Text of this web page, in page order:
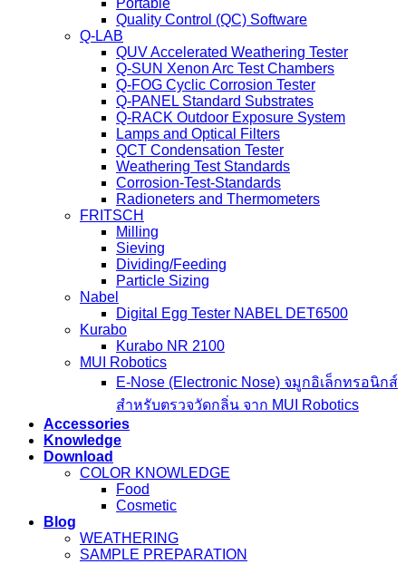
Portable
Quality Control (QC) Software
Q-LAB
QUV Accelerated Weathering Tester
Q-SUN Xenon Arc Test Chambers
Q-FOG Cyclic Corrosion Tester
Q-PANEL Standard Substrates
Q-RACK Outdoor Exposure System
Lamps and Optical Filters
QCT Condensation Tester
Weathering Test Standards
Corrosion-Test-Standards
Radioneters and Thermometers
FRITSCH
Milling
Sieving
Dividing/Feeding
Particle Sizing
Nabel
Digital Egg Tester NABEL DET6500
Kurabo
Kurabo NR 2100
MUI Robotics
E‑Nose (Electronic Nose) จมูกอิเล็กทรอนิกส์
สำหรับตรวจวัดกลิ่น จาก MUI Robotics
Accessories
Knowledge
Download
COLOR KNOWLEDGE
Food
Cosmetic
Blog
WEATHERING
SAMPLE PREPARATION